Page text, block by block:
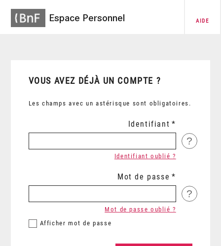
Espace Personnel AIDE
VOUS AVEZ DÉJÀ UN COMPTE ?
Les champs avec un astérisque sont obligatoires.
Identifiant
?
Identifiant oublié ?
Mot de passe
?
Afficher mot de passe
Mot de passe oublié ?